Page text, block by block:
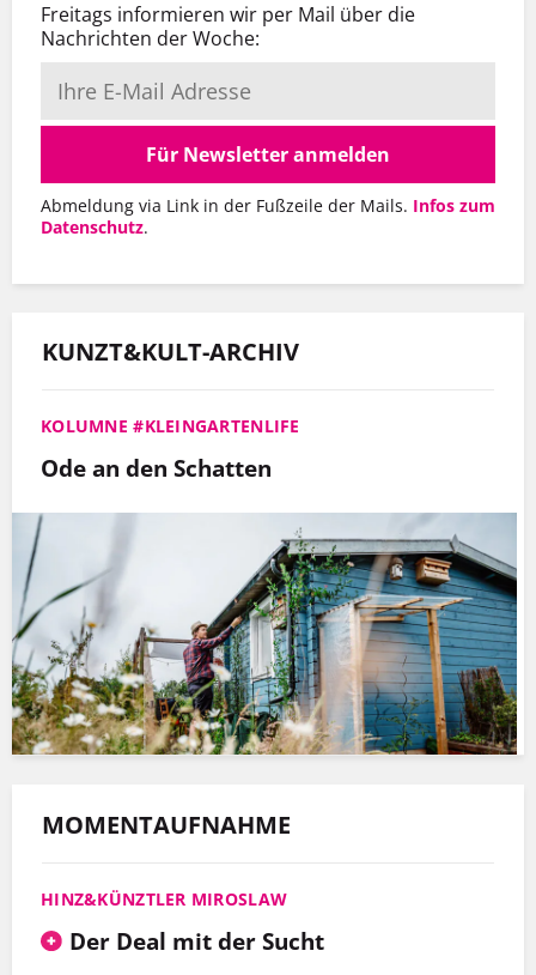
Freitags informieren wir per Mail über die
Nachrichten der Woche:
Für Newsletter anmelden
Abmeldung via Link in der Fußzeile der Mails. Infos zum
Datenschutz.
KUNZT&KULT-ARCHIV
KOLUMNE #KLEINGARTENLIFE
Ode an den Schatten
MOMENTAUFNAHME
HINZ&KÜNZTLER MIROSLAW
Der Deal mit der Sucht